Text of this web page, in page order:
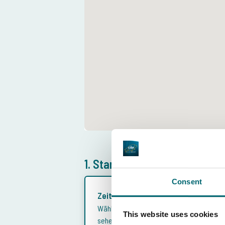
Consent
This website uses cookies
1. Starten Sie Ihre Buchung
Zeitraum wählen
Wählen Sie zuerst einen Zeitraum und
sehen Sie, welche Plätze verfügbar sind.